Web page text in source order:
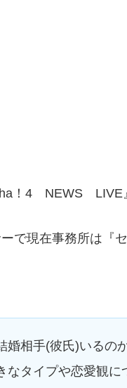
！4 NEWS LIVE
で現在事務所は『
婚相手(彼氏)いるの
なタイプや恋愛観に